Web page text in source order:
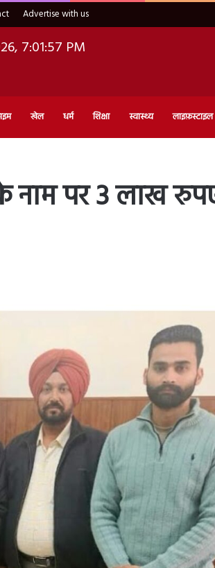
Advertise with us
7:01:58 PM
खेल धर्म शिक्षा स्वास्थ्य लाइफ़स्टाइल
नाम पर 3 लाख